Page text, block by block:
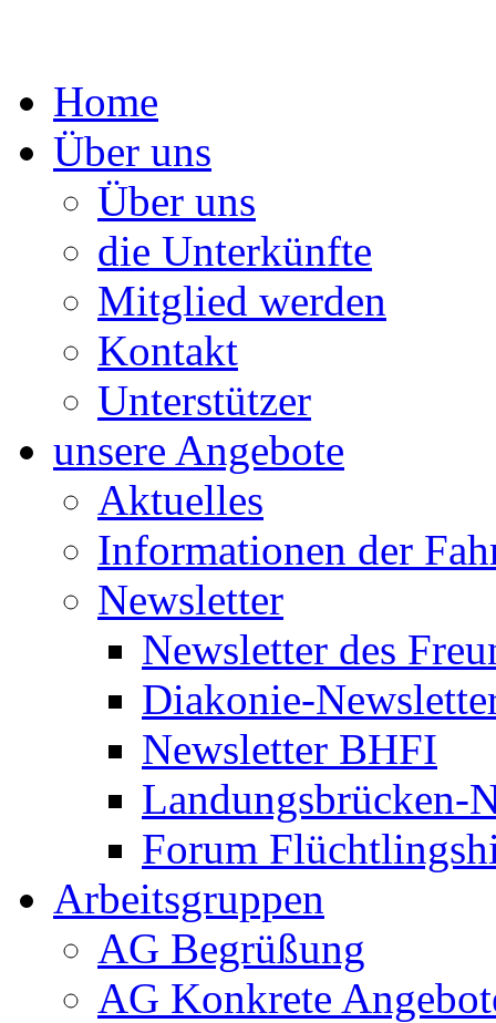
Springe
zum
Home
Über uns
Über uns
die Unterkünfte
Mitglied werden
Kontakt
Unterstützer
unsere Angebote
Aktuelles
Informationen der
Newsletter
Newsletter des
Diakonie-
Newsletter BHFI
Landungsbrücken-
Forum
Arbeitsgruppen
AG Begrüßung
AG Konkrete